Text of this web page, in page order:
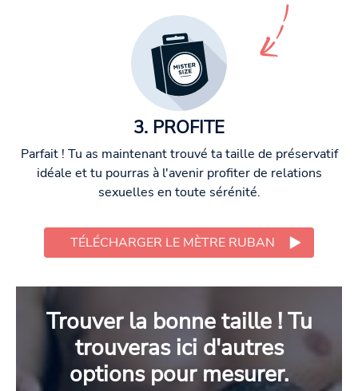
3. PROFITE
Parfait ! Tu as maintenant trouvé ta taille de préservatif
idéale et tu pourras à l'avenir profiter de relations
sexuelles en toute sérénité.
TÉLÉCHARGER LE MÈTRE RUBAN
Trouver la bonne taille ! Tu
trouveras ici d'autres
options pour mesurer.